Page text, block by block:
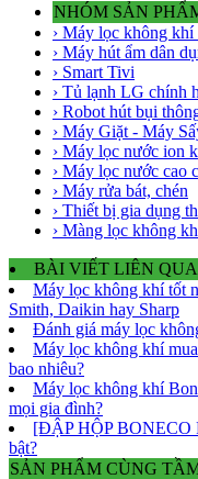
NHÓM SẢN
› Máy lọc không khí
› Máy hút ẩm dân
› Smart Tivi
› Tủ lạnh LG chính
› Robot hút bụi
› Máy Giặt - Máy
› Máy lọc nước ion
› Máy lọc nước cao
› Máy rửa bát, chén
› Thiết bị gia dụng
› Màng lọc không
BÀI VIẾT LIÊN
Máy lọc không khí tốt
Smith, Daikin hay Sharp
Đánh giá máy lọc
Máy lọc không khí
bao nhiêu?
Máy lọc không khí
mọi gia đình?
[ĐẬP HỘP BONECO
bật?
SẢN PHẨM CÙNG